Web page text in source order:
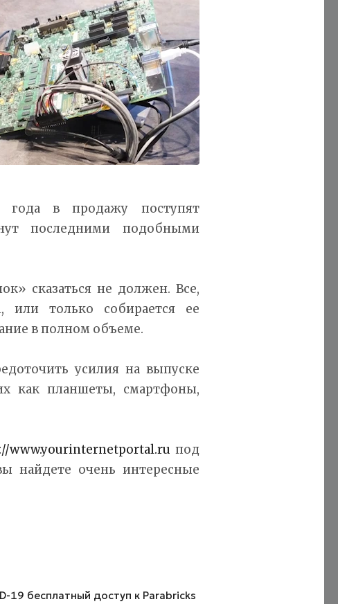
года в продажу поступят
последними подобными
сказаться не должен. Все,
только собирается ее
в полном объеме.
усилия на выпуске
как планшеты, смартфоны,
www.yourinternetportal.ru под
найдете очень интересные
19 бесплатный доступ к Parabricks